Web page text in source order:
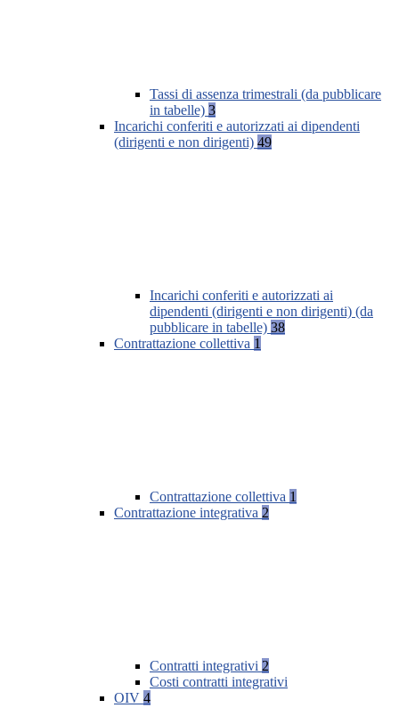
Tassi di assenza trimestrali (da pubblicare
in tabelle) 3
Incarichi conferiti e autorizzati ai dipendenti
(dirigenti e non dirigenti) 49
Incarichi conferiti e autorizzati ai
dipendenti (dirigenti e non dirigenti) (da
pubblicare in tabelle) 38
Contrattazione collettiva 1
Contrattazione collettiva 1
Contrattazione integrativa 2
Contratti integrativi 2
Costi contratti integrativi
OIV 4